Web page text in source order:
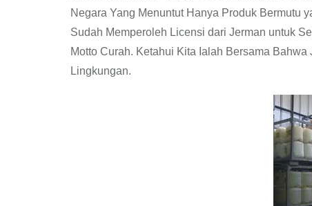
Negara Yang Menuntut Hanya Produk Bermutu
Sudah Memperoleh Licensi dari Jerman untuk
Motto Curah. Ketahui Kita Ialah Bersama
Lingkungan.